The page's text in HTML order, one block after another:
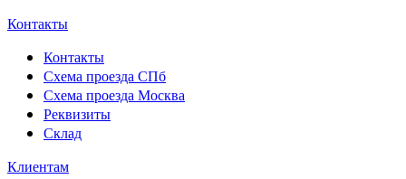
Контакты
Контакты
Схема проезда СПб
Схема проезда Москва
Реквизиты
Склад
Клиентам